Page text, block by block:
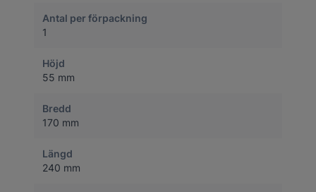
Antal per förpackning
1
Höjd
55 mm
Bredd
170 mm
Längd
240 mm